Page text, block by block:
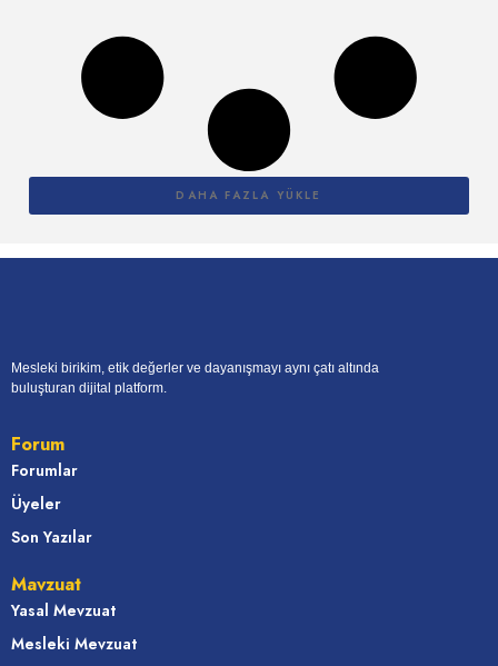
DAHA FAZLA YÜKLE
Mesleki birikim, etik değerler ve dayanışmayı aynı çatı altında
buluşturan dijital platform.
Forum
Forumlar
Üyeler
Son Yazılar
Mavzuat
Yasal Mevzuat
Mesleki Mevzuat